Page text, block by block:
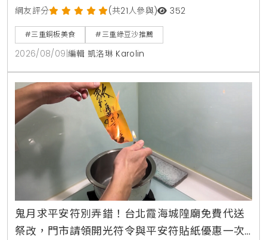
綿密細緻、微甜不膩口，價格親民又好喝，快相約朋友
一起去品嚐最純粹的古早味吧！
網友評分 (共21人參與) 352
#三重銅板美食 #三重綠豆沙推薦
2026/08/09 編輯 凱洛琳 Karolin
鬼月求平安符別弄錯！台北霞海城隍廟免費代送
祭改，門市請領開光符令與平安符貼紙優惠一次